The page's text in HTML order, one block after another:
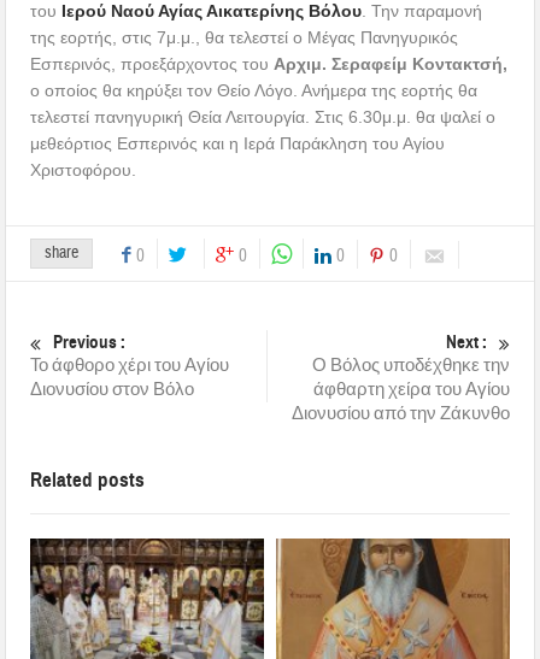
του Ιερού Ναού Αγίας Αικατερίνης Βόλου . Την παραμονή
της εορτής, στις 7μ.μ., θα τελεστεί ο Μέγας Πανηγυρικός
Εσπερινός, προεξάρχοντος του Αρχιμ. Σεραφείμ Κοντακτσή,
ο οποίος θα κηρύξει τον Θείο Λόγο. Ανήμερα της εορτής θα
τελεστεί πανηγυρική Θεία Λειτουργία. Στις 6.30μ.μ. θα ψαλεί ο
μεθεόρτιος Εσπερινός και η Ιερά Παράκληση του Αγίου
Χριστοφόρου.
share 0 0 0 0
Previous :
Το άφθορο χέρι του Αγίου
Διονυσίου στον Βόλο
Next :
Ο Βόλος υποδέχθηκε την
άφθαρτη χείρα του Αγίου
Διονυσίου από την Ζάκυνθο
Related posts